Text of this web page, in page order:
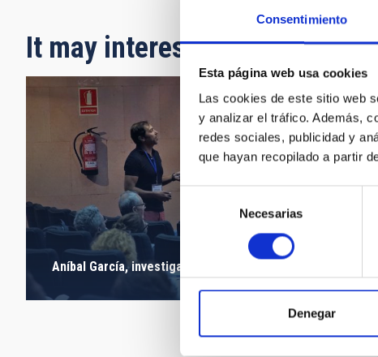
Consentimiento
Esta página web usa cookies
Las cookies de este sitio web
y analizar el tráfico. Además,
redes sociales, publicidad y
que hayan recopilado a partir
consentimiento
Necesarias
Denegar
It may interest you
Aníbal García, investigador en el IAC.